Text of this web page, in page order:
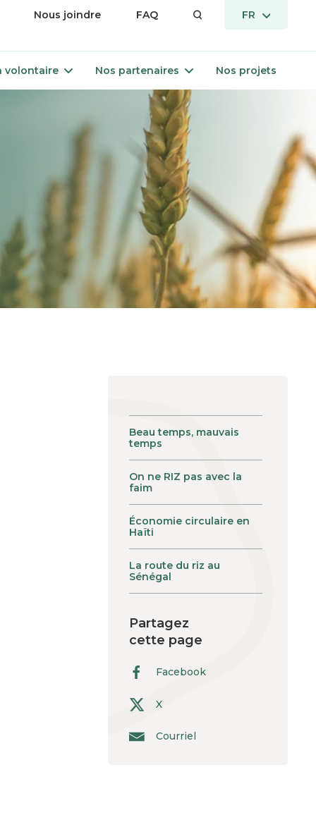
Nous joindre FAQ FR OUVRIR
volontaire Ouvrir
menu
Nos partenaires Ouvrir
menu
Nos projets
Beau temps, mauvais
temps
On ne RIZ pas avec la
faim
Économie circulaire en
Haïti
La route du riz au
Sénégal
Partagez
cette page
Facebook
X
Courriel